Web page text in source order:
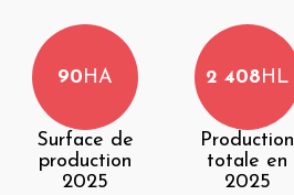
90 HA
Surface de
production
2025
2 408 HL
Production
totale en
2025